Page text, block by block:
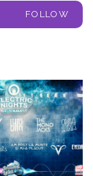
FOLLOW